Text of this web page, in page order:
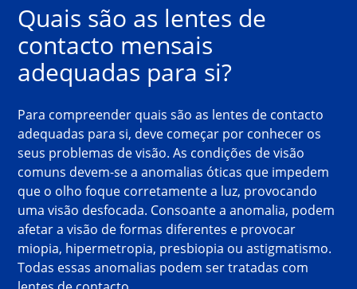
Quais são as lentes de
contacto mensais
adequadas para si?
Para compreender quais são as lentes de contacto
adequadas para si, deve começar por conhecer os
seus problemas de visão. As condições de visão
comuns devem-se a anomalias óticas que impedem
que o olho foque corretamente a luz, provocando
uma visão desfocada. Consoante a anomalia, podem
afetar a visão de formas diferentes e provocar
miopia, hipermetropia, presbiopia ou astigmatismo.
Todas essas anomalias podem ser tratadas com